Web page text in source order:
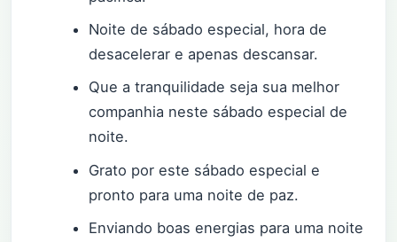
Noite de sábado especial, hora de
desacelerar e apenas descansar.
Que a tranquilidade seja sua melhor
companhia neste sábado especial de
noite.
Grato por este sábado especial e
pronto para uma noite de paz.
Enviando boas energias para uma noite